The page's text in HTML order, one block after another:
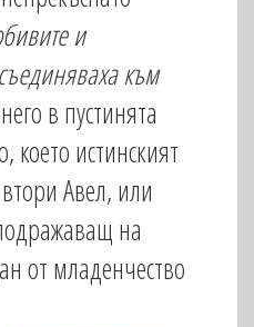
и
към
в пустинята
което истинският
Авел, или
на
от младенчество